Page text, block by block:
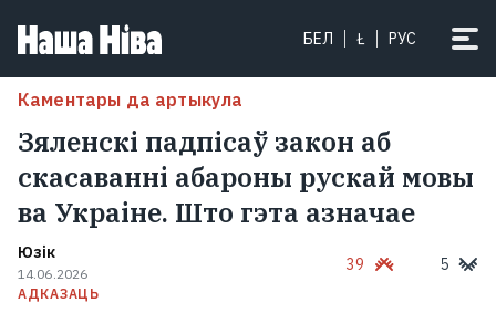
БЕЛ Ł РУС
Каментары да артыкула
Зяленскі падпісаў закон аб
скасаванні абароны рускай мовы
ва Украіне. Што гэта азначае
Юзік
14.06.2026
АДКАЗАЦЬ
39 5